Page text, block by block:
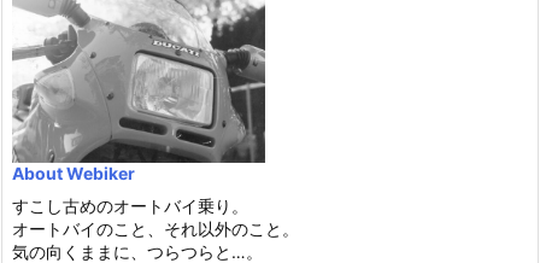
About Webiker
すこし古めのオートバイ乗り。
オートバイのこと、それ以外のこと。
気の向くままに、つらつらと…。